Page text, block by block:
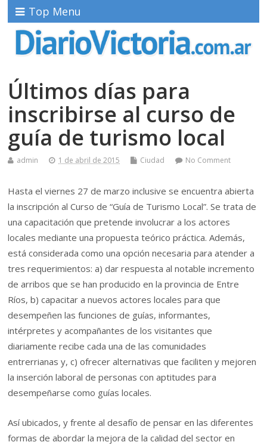
Top Menu
Últimos días para
inscribirse al curso de
guía de turismo local
admin 1 de abril de 2015 Ciudad No Comment
Hasta el viernes 27 de marzo inclusive se encuentra abierta
la inscripción al Curso de “Guía de Turismo Local”. Se trata de
una capacitación que pretende involucrar a los actores
locales mediante una propuesta teórico práctica. Además,
está considerada como una opción necesaria para atender a
tres requerimientos: a) dar respuesta al notable incremento
de arribos que se han producido en la provincia de Entre
Ríos, b) capacitar a nuevos actores locales para que
desempeñen las funciones de guías, informantes,
intérpretes y acompañantes de los visitantes que
diariamente recibe cada una de las comunidades
entrerrianas y, c) ofrecer alternativas que faciliten y mejoren
la inserción laboral de personas con aptitudes para
desempeñarse como guías locales.
Así ubicados, y frente al desafío de pensar en las diferentes
formas de abordar la mejora de la calidad del sector en